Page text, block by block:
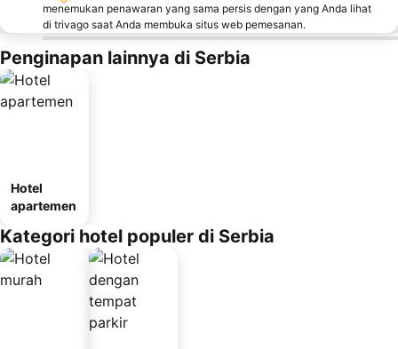
menemukan penawaran yang sama persis dengan yang Anda lihat
di trivago saat Anda membuka situs web pemesanan.
Penginapan lainnya di Serbia
Hotel
apartemen
Kategori hotel populer di Serbia